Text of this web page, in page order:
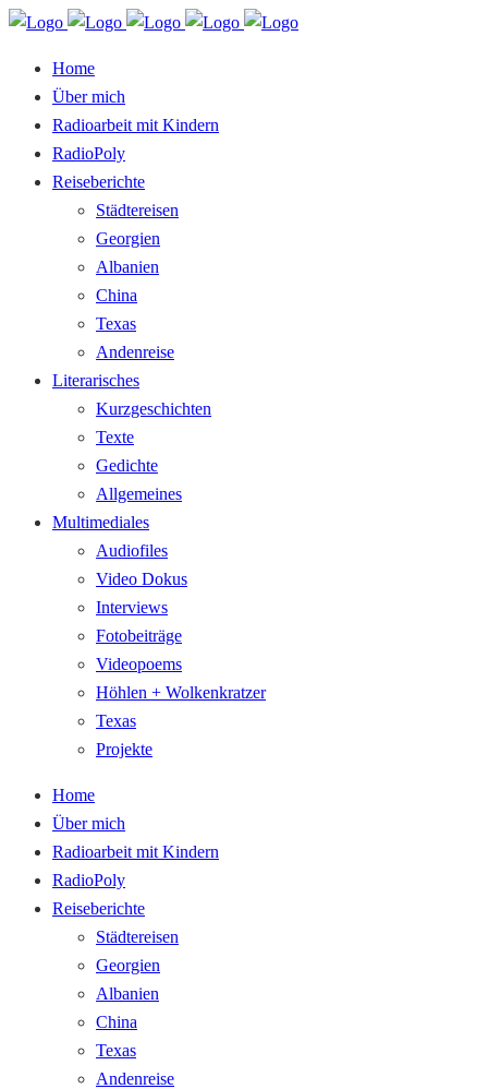
Home
Über mich
Radioarbeit mit Kindern
RadioPoly
Reiseberichte
Städtereisen
Georgien
Albanien
China
Texas
Andenreise
Literarisches
Kurzgeschichten
Texte
Gedichte
Allgemeines
Multimediales
Audiofiles
Video Dokus
Interviews
Fotobeiträge
Videopoems
Höhlen + Wolkenkratzer
Texas
Projekte
Home
Über mich
Radioarbeit mit Kindern
RadioPoly
Reiseberichte
Städtereisen
Georgien
Albanien
China
Texas
Andenreise